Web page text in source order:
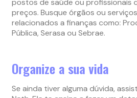
preços. Busque órgãos ou
relacionados a finanças como:
Pública, Serasa ou Sebrae.
Organize a sua vida
Se ainda tiver alguma dúvida,